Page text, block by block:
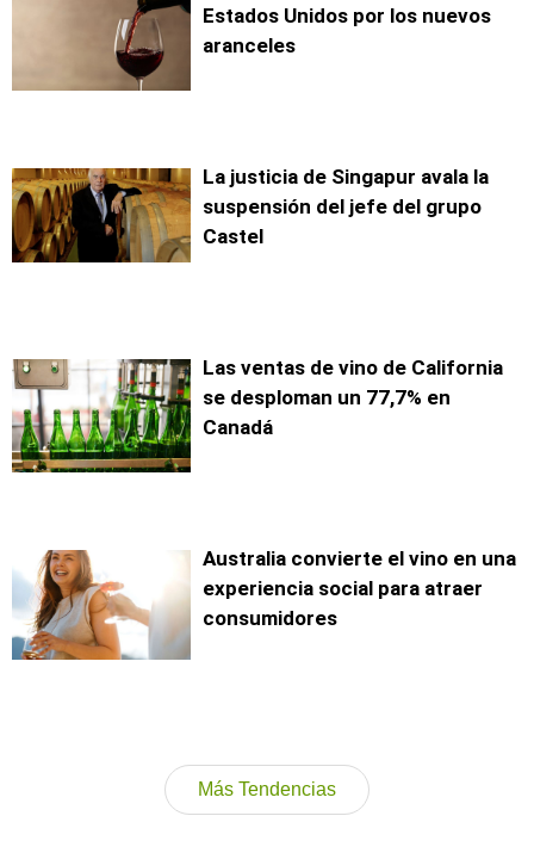
Estados Unidos por los nuevos
aranceles
La justicia de Singapur avala la
suspensión del jefe del grupo
Castel
Las ventas de vino de California
se desploman un 77,7% en
Canadá
Australia convierte el vino en una
experiencia social para atraer
consumidores
Más Tendencias